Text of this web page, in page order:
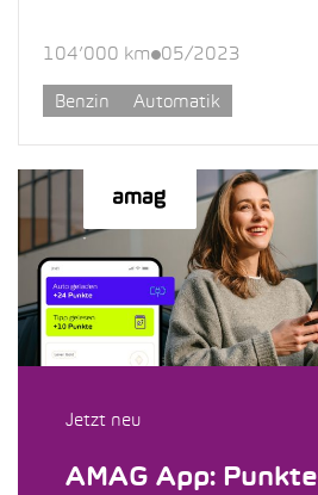
104’000 km 05/2023
Benzin Automatik
Jetzt neu
AMAG App: Punkte